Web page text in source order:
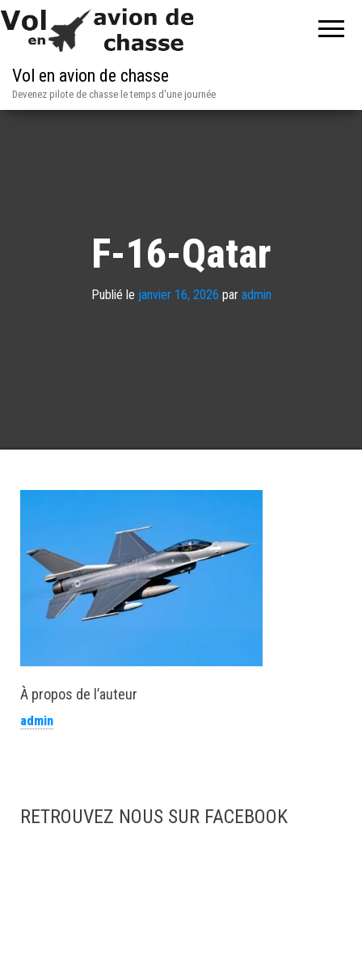
Vol en avion de chasse
Devenez pilote de chasse le temps d'une journée
F-16-Qatar
Publié le janvier 16, 2026 par admin
À propos de l’auteur
admin
RETROUVEZ NOUS SUR FACEBOOK